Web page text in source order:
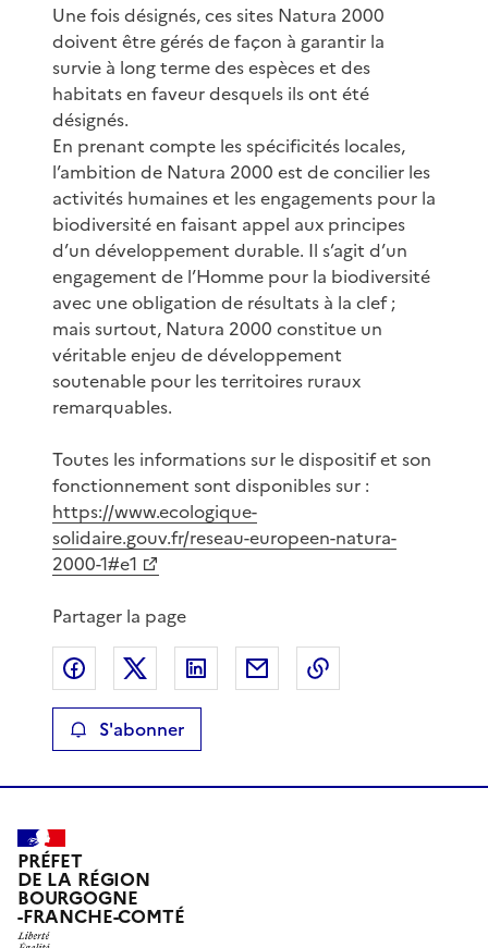
Une fois désignés, ces sites Natura 2000
doivent être gérés de façon à garantir la
survie à long terme des espèces et des
habitats en faveur desquels ils ont été
désignés.
En prenant compte les spécificités locales,
l’ambition de Natura 2000 est de concilier les
activités humaines et les engagements pour la
biodiversité en faisant appel aux principes
d’un développement durable. Il s’agit d’un
engagement de l’Homme pour la biodiversité
avec une obligation de résultats à la clef ;
mais surtout, Natura 2000 constitue un
véritable enjeu de développement
soutenable pour les territoires ruraux
remarquables.
Toutes les informations sur le dispositif et son
fonctionnement sont disponibles sur :
https://www.ecologique-
solidaire.gouv.fr/reseau-europeen-natura-
2000-1#e1
Partager la page
Partager sur Facebook
Partager sur XPartager sur LinkedIn
Partager par email
S'abonner
PRÉFET
DE LA RÉGION
BOURGOGNE
-FRANCHE-COMTÉ